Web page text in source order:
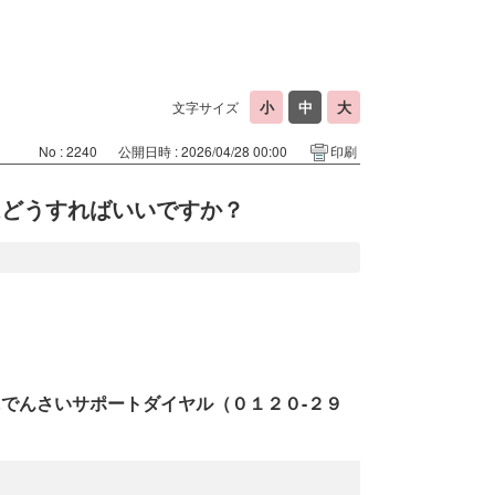
文字サイズ
No : 2240 公開日時 : 2026/04/28 00:00 印刷
うすればいいですか？
んさいサポートダイヤル（０１２０-２９